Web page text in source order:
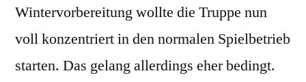
Wintervorbereitung wollte die Truppe nun
voll konzentriert in den normalen Spielbetrieb
starten. Das gelang allerdings eher bedingt.